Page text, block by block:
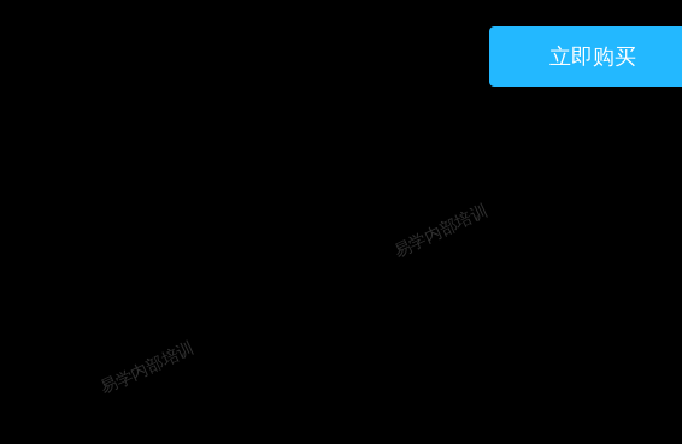
立即购买
易学内部培训
易学内部培训